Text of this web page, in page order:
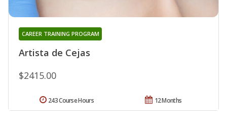
Artista de Cejas
CAREER TRAINING PROGRAM
$2415.00
12 Months
243 Course Hours